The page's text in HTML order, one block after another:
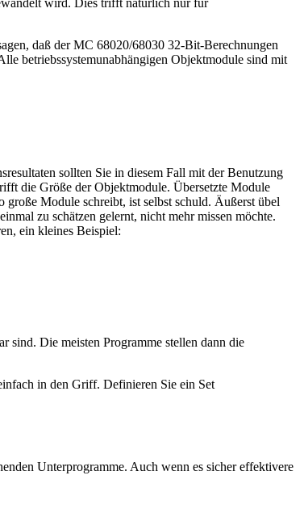
daß der MC 68020/68030 32-Bit-Berechnungen
betriebssystemunabhängigen Objektmodule sind mit
sollten Sie in diesem Fall mit der Benutzung
die Größe der Objektmodule. Übersetzte Module
Module schreibt, ist selbst schuld. Äußerst übel
zu schätzen gelernt, nicht mehr missen möchte.
ein kleines Beispiel:
sind. Die meisten Programme stellen dann die
in den Griff. Definieren Sie ein Set
Unterprogramme. Auch wenn es sicher effektivere